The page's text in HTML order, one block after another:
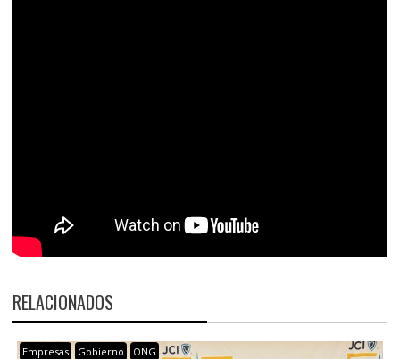
RELACIONADOS
Empresas Gobierno ONG